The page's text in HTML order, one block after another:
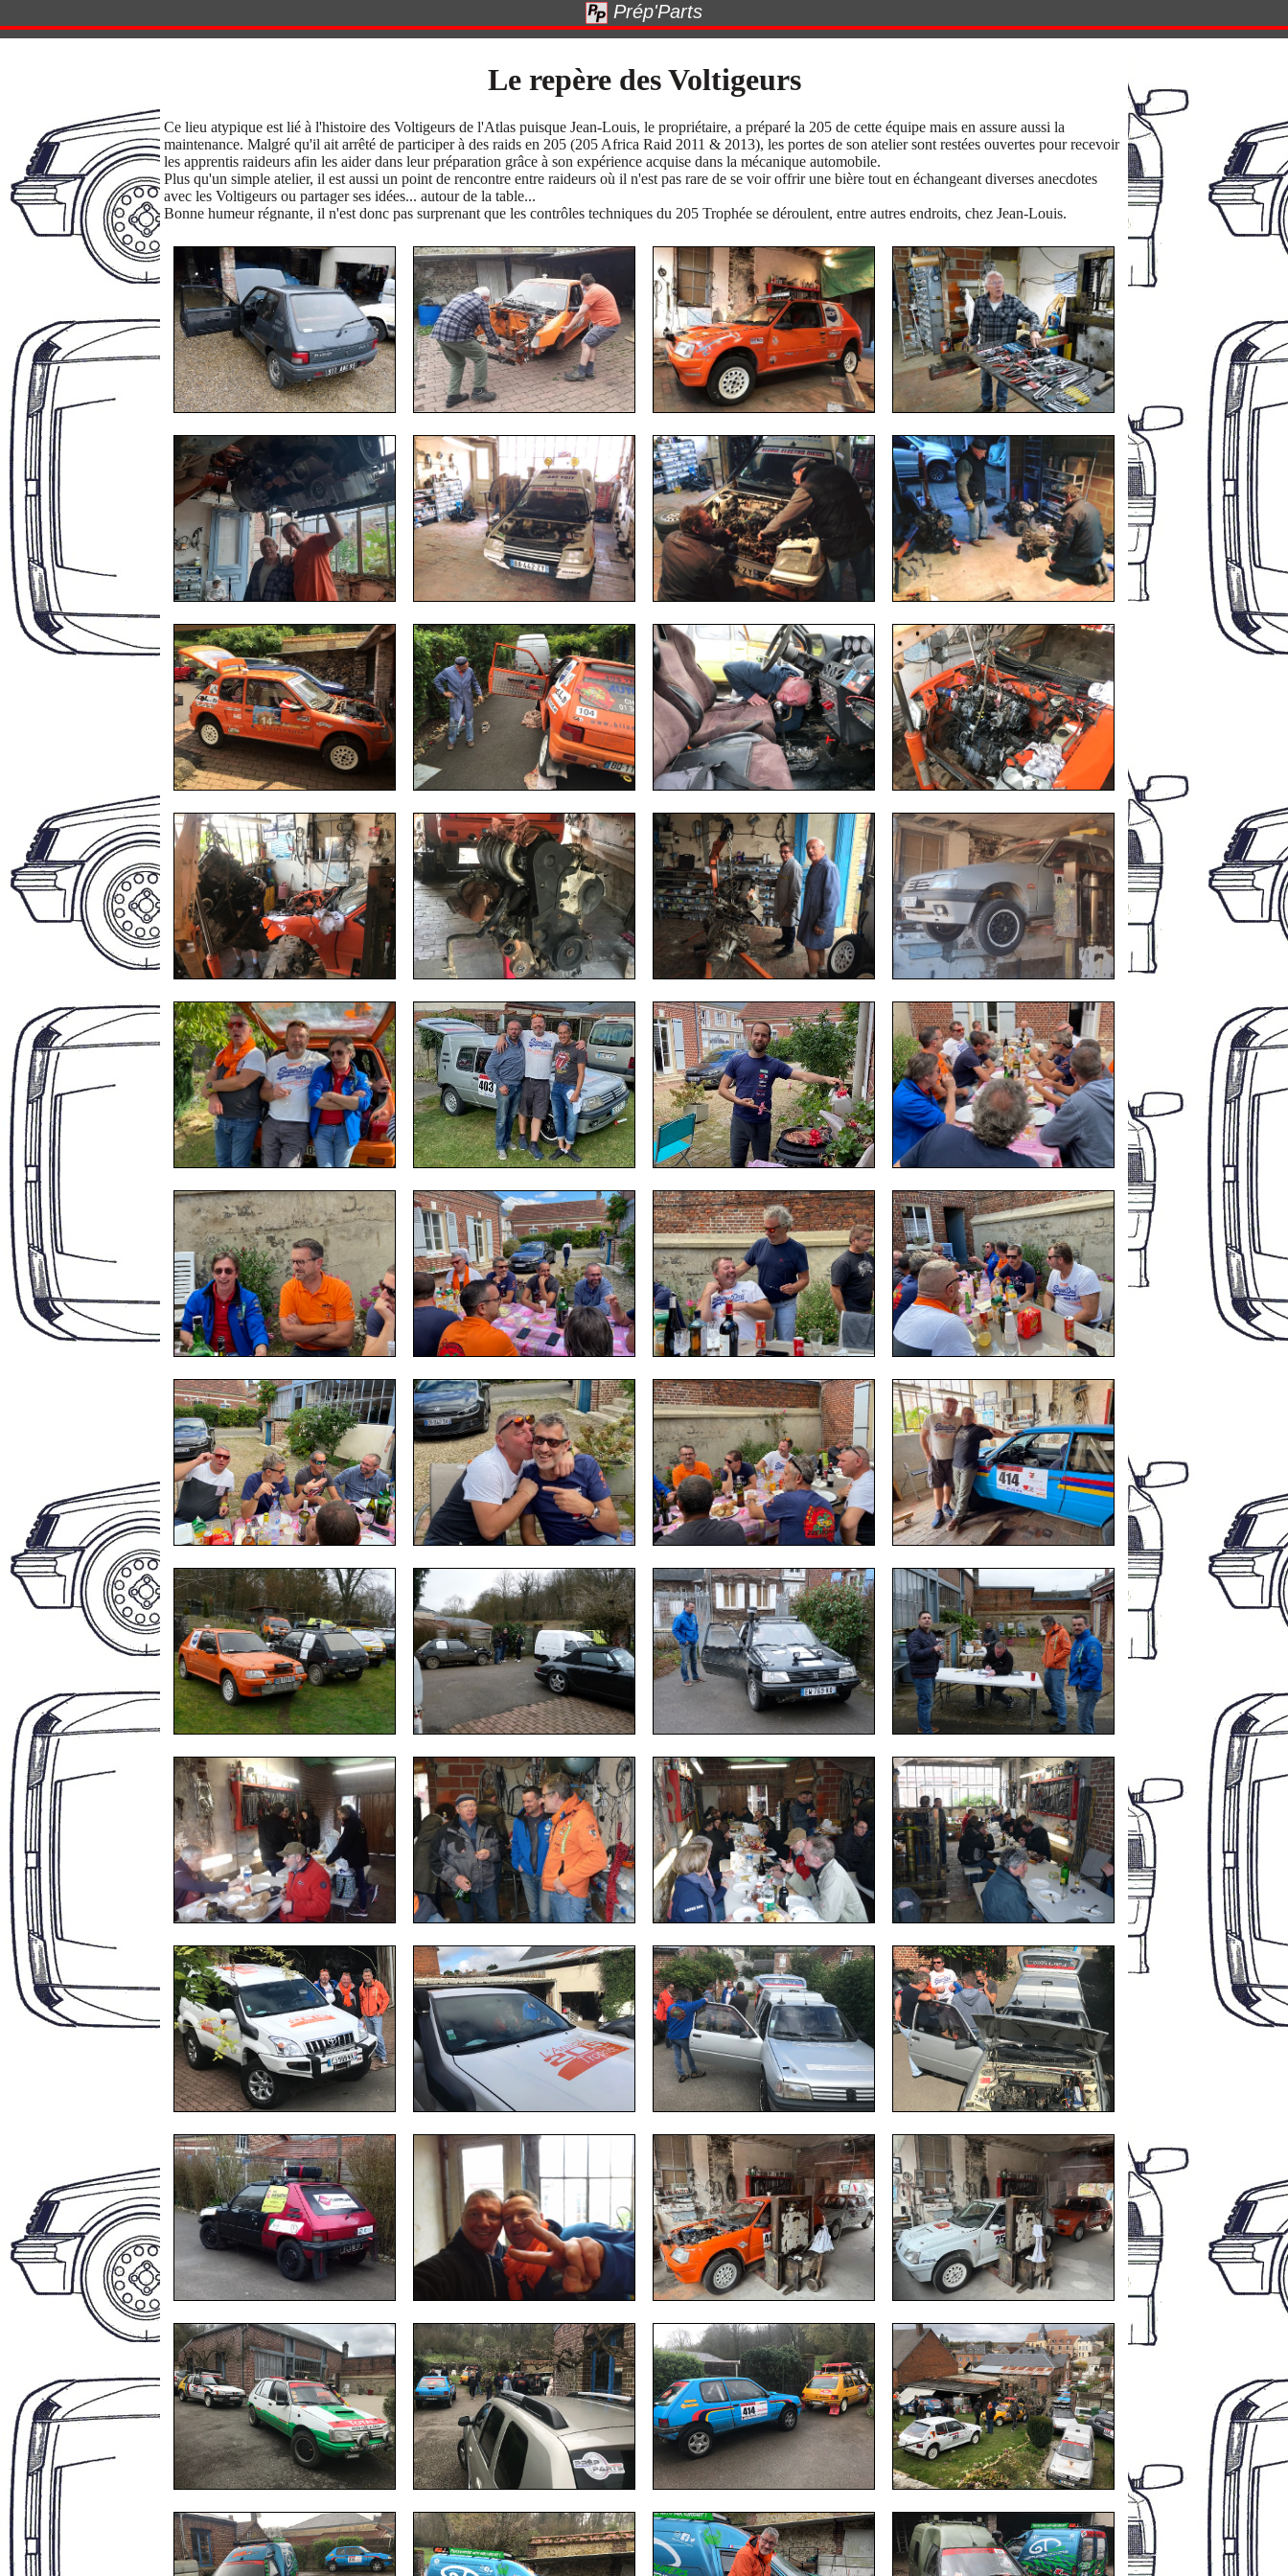
Prép'Parts
Le repère des Voltigeurs
Ce lieu atypique est lié à l'histoire des Voltigeurs de l'Atlas puisque Jean-Louis, le propriétaire, a préparé la 205 de cette équipe mais en assure aussi la
maintenance. Malgré qu'il ait arrêté de participer à des raids en 205 (205 Africa Raid 2011 & 2013), les portes de son atelier sont restées ouvertes pour recevoir
les apprentis raideurs afin les aider dans leur préparation grâce à son expérience acquise dans la mécanique automobile.
Plus qu'un simple atelier, il est aussi un point de rencontre entre raideurs où il n'est pas rare de se voir offrir une bière tout en échangeant diverses anecdotes
avec les Voltigeurs ou partager ses idées... autour de la table...
Bonne humeur régnante, il n'est donc pas surprenant que les contrôles techniques du 205 Trophée se déroulent, entre autres endroits, chez Jean-Louis.